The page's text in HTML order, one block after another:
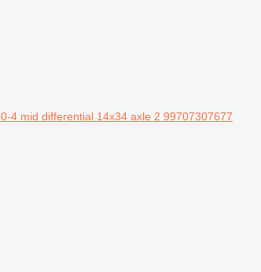
4 mid differential 14x34 axle 2 99707307677